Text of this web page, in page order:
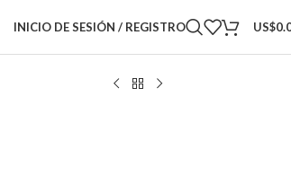
INICIO DE SESIÓN / REGISTRO US$